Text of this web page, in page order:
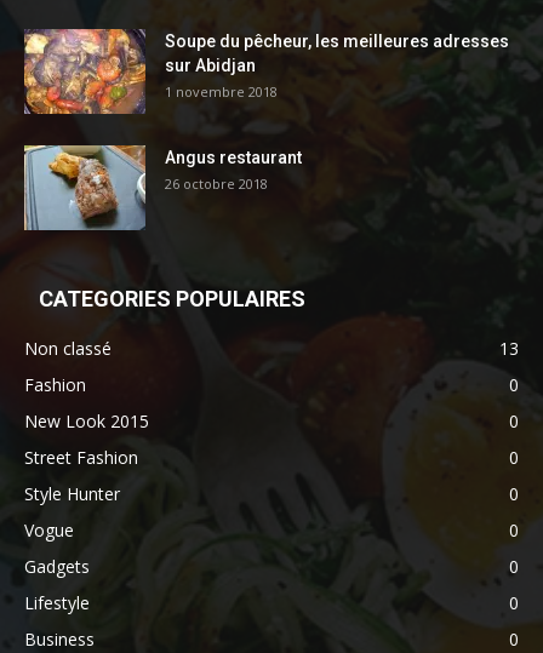
Soupe du pêcheur, les meilleures adresses
sur Abidjan
1 novembre 2018
Angus restaurant
26 octobre 2018
CATEGORIES POPULAIRES
Non classé
13
Fashion
0
New Look 2015
0
Street Fashion
0
Style Hunter
0
Vogue
0
Gadgets
0
Lifestyle
0
Business
0